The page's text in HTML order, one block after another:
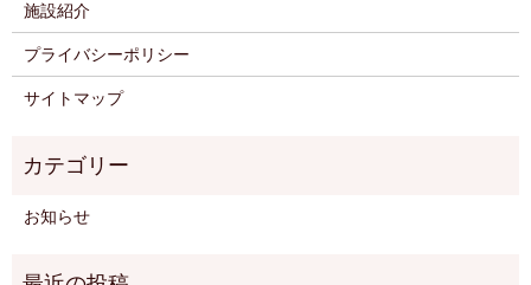
施設紹介
プライバシーポリシー
サイトマップ
お知らせ